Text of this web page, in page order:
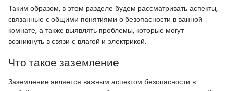
Таким образом, в этом разделе будем рассматривать аспекты,
связанные с общими понятиями о безопасности в ванной
комнате, а также выявлять проблемы, которые могут
возникнуть в связи с влагой и электрикой.
Что такое заземление
Заземление является важным аспектом безопасности в